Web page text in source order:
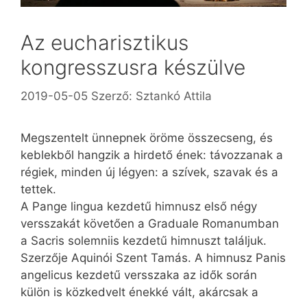
Az eucharisztikus
kongresszusra készülve
2019-05-05 Szerző: Sztankó Attila
Megszentelt ünnepnek öröme összecseng, és
keblekből hangzik a hirdető ének: távozzanak a
régiek, minden új légyen: a szívek, szavak és a
tettek.
A Pange lingua kezdetű himnusz első négy
versszakát követően a Graduale Romanumban
a Sacris solemniis kezdetű himnuszt találjuk.
Szerzője Aquinói Szent Tamás. A himnusz Panis
angelicus kezdetű versszaka az idők során
külön is közkedvelt énekké vált, akárcsak a